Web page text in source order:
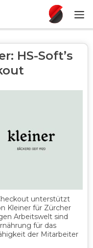
HS-Soft’s
unterstützt
Kleiner für Zürcher
Arbeitswelt sind
für das
der Mitarbeiter